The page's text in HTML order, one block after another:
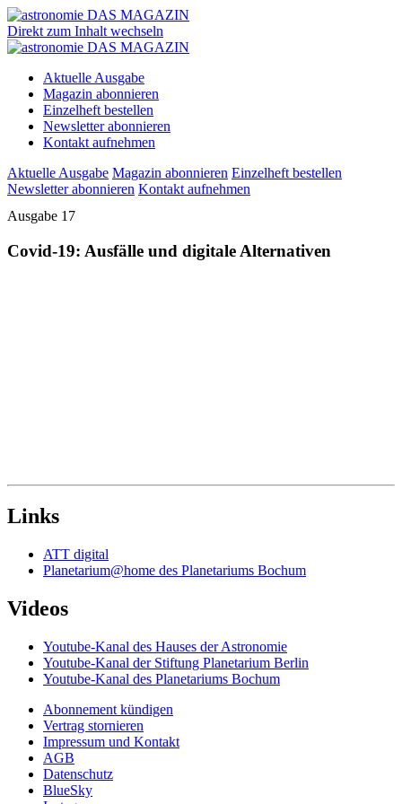
Direkt zum Inhalt wechseln
Aktuelle Ausgabe
Magazin abonnieren
Einzelheft bestellen
Newsletter abonnieren
Kontakt aufnehmen
Aktuelle Ausgabe Magazin abonnieren Einzelheft bestellen
Newsletter abonnieren Kontakt aufnehmen
Ausgabe 17
Covid-19: Ausfälle und digitale Alternativen
Links
ATT digital
Planetarium@home des Planetariums Bochum
Videos
Youtube-Kanal des Hauses der Astronomie
Youtube-Kanal der Stiftung Planetarium Berlin
Youtube-Kanal des Planetariums Bochum
Abonnement kündigen
Vertrag stornieren
Impressum und Kontakt
AGB
Datenschutz
BlueSky